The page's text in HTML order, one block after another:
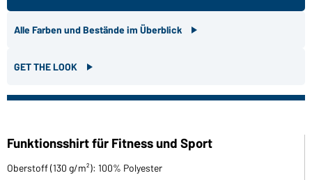
Alle Farben und Bestände im Überblick
GET THE LOOK
Funktionsshirt für Fitness und Sport
Oberstoff (130 g/m²): 100% Polyester